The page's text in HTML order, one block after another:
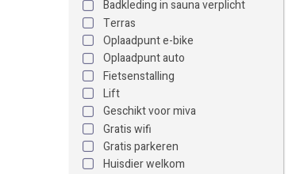
Badkleding in sauna verplicht
Terras
Oplaadpunt e-bike
Oplaadpunt auto
Fietsenstalling
Lift
Geschikt voor miva
Gratis wifi
Gratis parkeren
Huisdier welkom